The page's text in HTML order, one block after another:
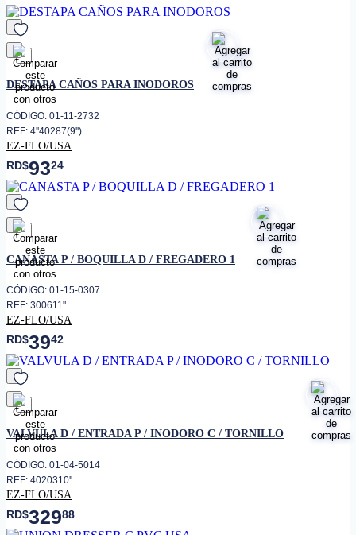
favorito
DESTAPA CAÑOS PARA INODOROS
CÓDIGO: 01-11-2732
REF: 4''40287(9'')
EZ-FLO/USA
RD$9324
favorito
CANASTA P / BOQUILLA D / FREGADERO 1
CÓDIGO: 01-15-0307
REF: 300611"
EZ-FLO/USA
RD$3942
favorito
VALVULA D / ENTRADA P / INODORO C / TORNILLO
CÓDIGO: 01-04-5014
REF: 4020310''
EZ-FLO/USA
RD$32988